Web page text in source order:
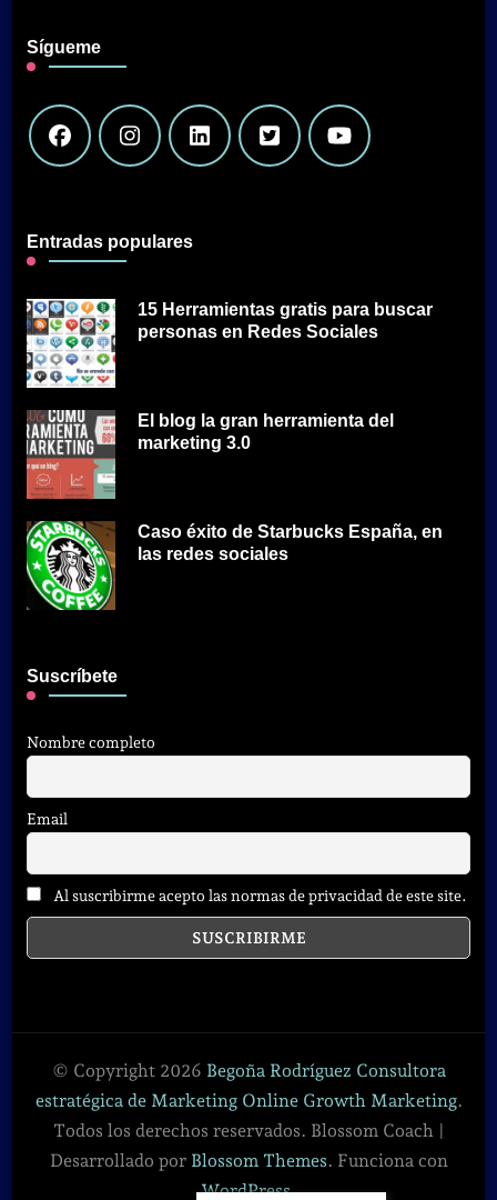
Sígueme
Entradas populares
15 Herramientas gratis para buscar
personas en Redes Sociales
El blog la gran herramienta del
marketing 3.0
Caso éxito de Starbucks España, en
las redes sociales
Suscríbete
Nombre completo
Email
Al suscribirme acepto las normas de privacidad de este site.
© Copyright 2026 Begoña Rodríguez Consultora
estratégica de Marketing Online Growth Marketing.
Todos los derechos reservados. Blossom Coach |
Desarrollado por Blossom Themes. Funciona con
WordPress.